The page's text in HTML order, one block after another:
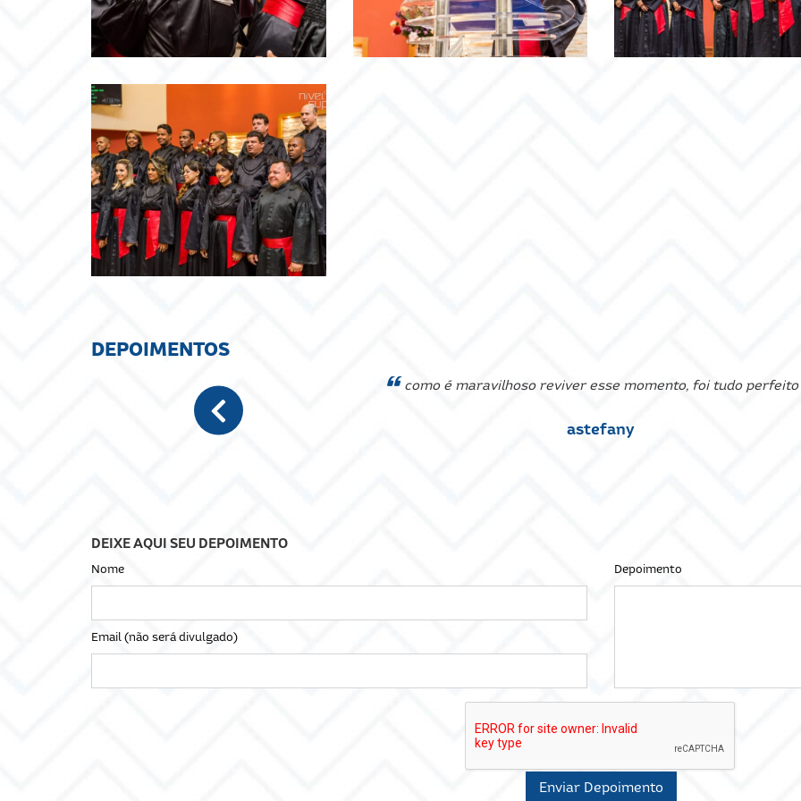
DEPOIMENTOS
Previous
tenho a agradecer a Deus por ter
o empenho e dedicação de
como é maravilhoso reviver esse momento, foi tudo perfeito
astefany
DEIXE AQUI SEU DEPOIMENTO
Nome
Email (não será divulgado)
Depoimento
Enviar Depoimento